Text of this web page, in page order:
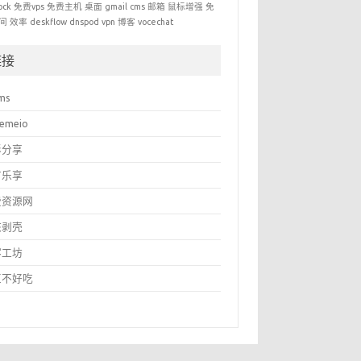
免费vps 免费主机 桌面 gmail cms 邮箱 鼠标增强 免
效率 deskflow dnspod vpn 博客 vocechat
享
享
源网
壳
坊
好吃